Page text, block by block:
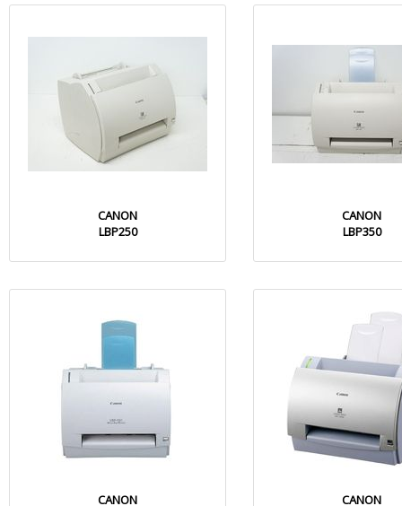
CANON
LBP250
CANON
LBP350
CANON
CANON